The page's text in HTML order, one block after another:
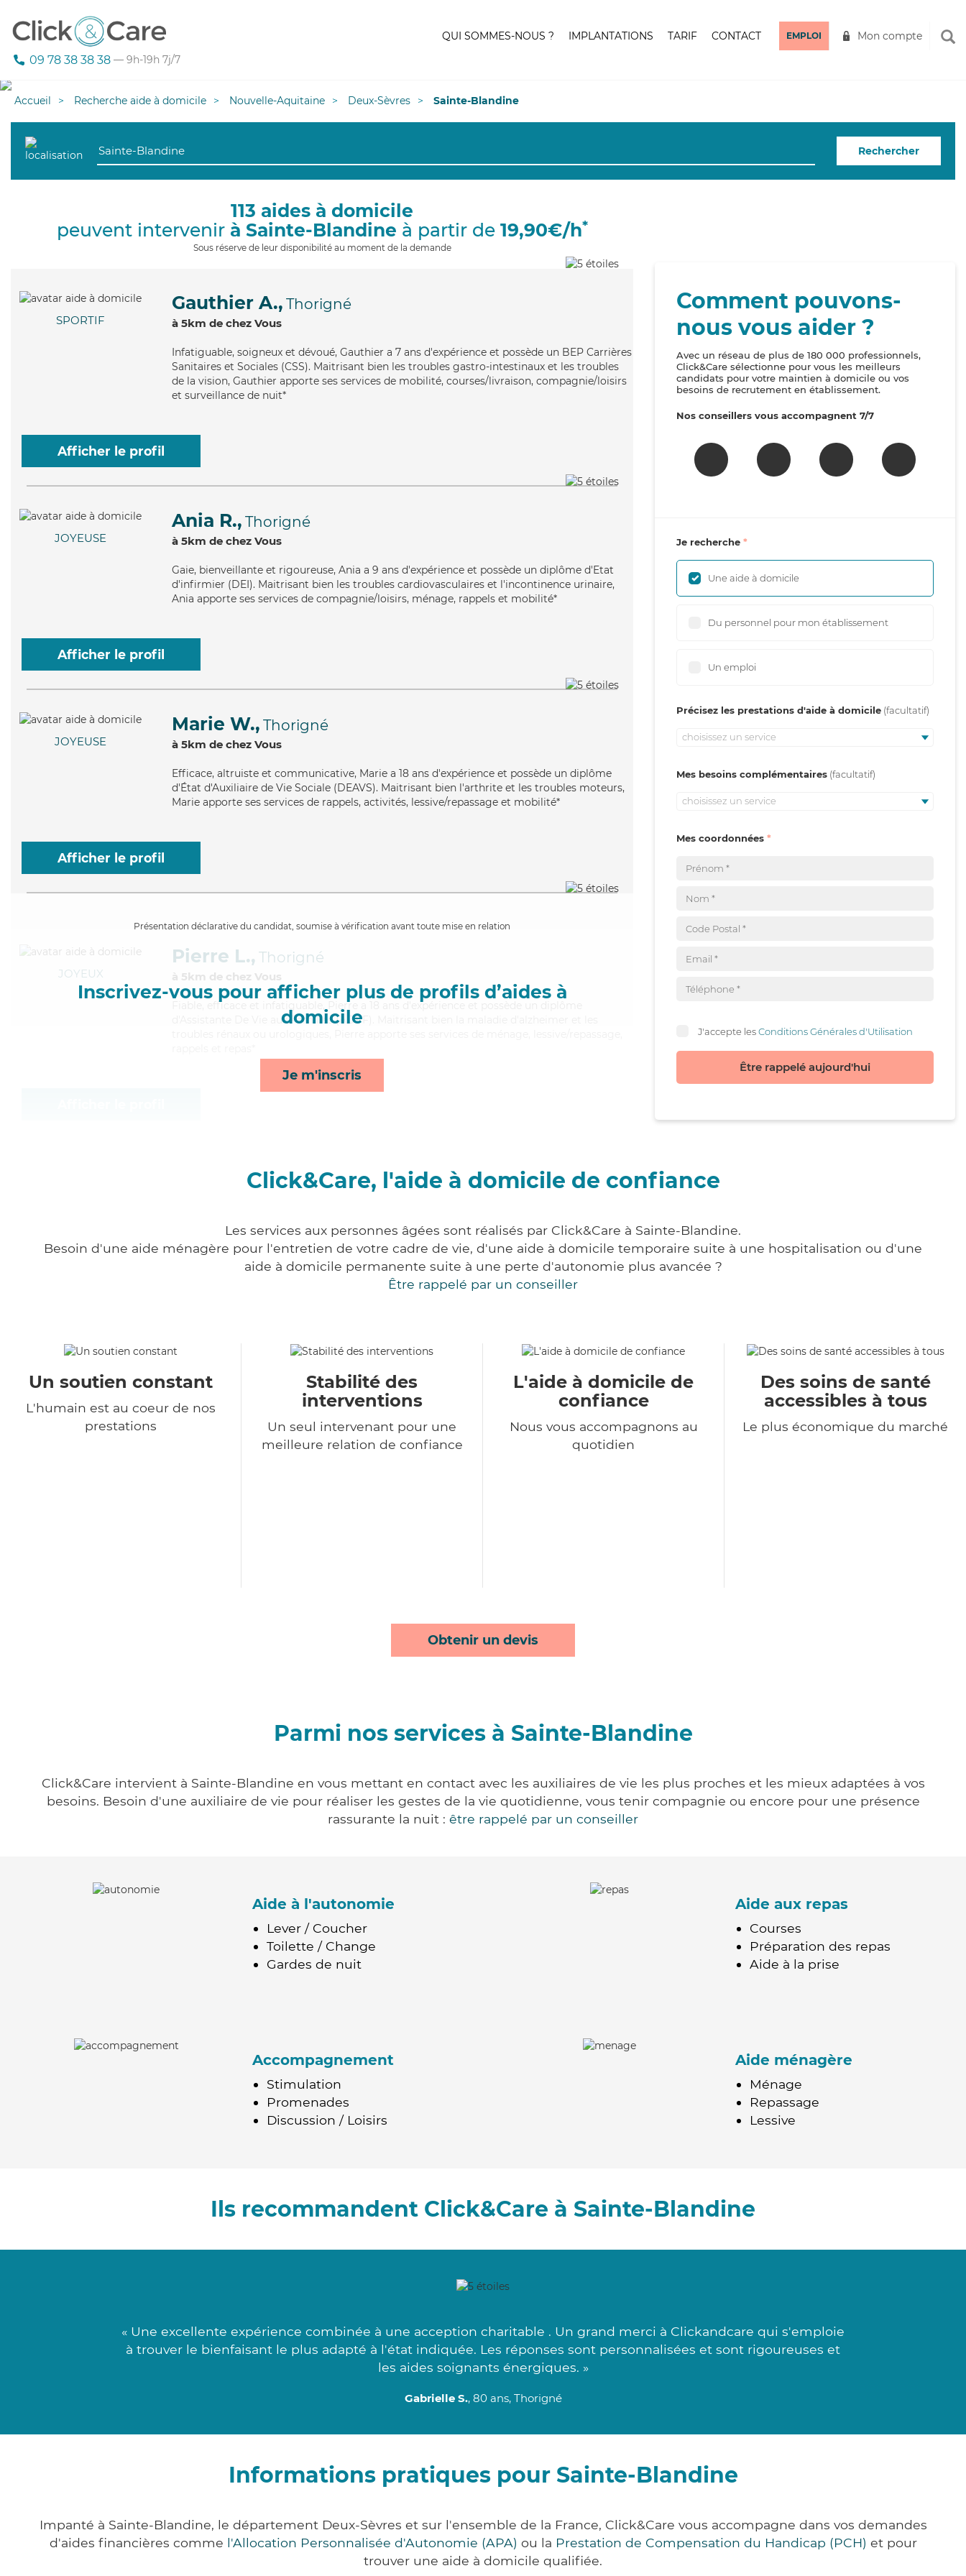
09 78 38 38 38 — 9h-19h 7j/7
QUI SOMMES-NOUS ? IMPLANTATIONS TARIF CONTACT EMPLOI Mon compte
Accueil Recherche aide à domicile Nouvelle-Aquitaine Deux-Sèvres Sainte-Blandine
Rechercher
113 aides à domicile
peuvent intervenir à Sainte-Blandine à partir de 19,90€/h*
Sous réserve de leur disponibilité au moment de la demande
SPORTIF
Gauthier A., Thorigné
à 5km de chez Vous
Infatiguable, soigneux et dévoué, Gauthier a 7 ans d'expérience et possède un BEP Carrières
Sanitaires et Sociales (CSS). Maitrisant bien les troubles gastro-intestinaux et les troubles
de la vision, Gauthier apporte ses services de mobilité, courses/livraison, compagnie/loisirs
et surveillance de nuit*
Afficher le profil
JOYEUSE
Ania R., Thorigné
à 5km de chez Vous
Gaie, bienveillante et rigoureuse, Ania a 9 ans d'expérience et possède un diplôme d'Etat
d'infirmier (DEI). Maitrisant bien les troubles cardiovasculaires et l'incontinence urinaire,
Ania apporte ses services de compagnie/loisirs, ménage, rappels et mobilité*
Afficher le profil
JOYEUSE
Marie W., Thorigné
à 5km de chez Vous
Efficace, altruiste et communicative, Marie a 18 ans d'expérience et possède un diplôme
d'État d'Auxiliaire de Vie Sociale (DEAVS). Maitrisant bien l'arthrite et les troubles moteurs,
Marie apporte ses services de rappels, activités, lessive/repassage et mobilité*
Afficher le profil
Présentation déclarative du candidat, soumise à vérification avant toute mise en relation
Inscrivez-vous pour afficher plus de profils d’aides à
domicile
Je m'inscris
JOYEUX
Pierre L., Thorigné
à 5km de chez Vous
, efficace et infatiguable, Pierre a 18 ans d'expérience et possède un diplôme
d'Assistante De Vie aux Familles (ADVF). Maitrisant bien la maladie d'alzheimer et les
Comment pouvons-
nous vous aider ?
Avec un réseau de plus de 180 000 professionnels,
Click&Care sélectionne pour vous les meilleurs
candidats pour votre maintien à domicile ou vos
besoins de recrutement en établissement.
Nos conseillers vous accompagnent 7/7
Je recherche
Une aide à domicile
Du personnel pour mon établissement
Un emploi
Précisez les prestations d'aide à domicile
choisissez un service
Mes besoins complémentaires
choisissez un service
Mes coordonnées
J'accepte lesConditions Générales d'Utilisation
Être rappelé aujourd'hui
Click&Care, l'aide à domicile de confiance
Les services aux personnes âgées sont réalisés par Click&Care à Sainte-Blandine.
Besoin d'une aide ménagère pour l'entretien de votre cadre de vie, d'une aide à domicile temporaire suite à une hospitalisation ou d'une
aide à domicile permanente suite à une perte d'autonomie plus avancée ?
Être rappelé par un conseiller
Un soutien constant
L'humain est au coeur de nos
prestations
Stabilité des
interventions
Un seul intervenant pour une
meilleure relation de confiance
L'aide à domicile de
confiance
Nous vous accompagnons au
quotidien
Des soins de santé
accessibles à tous
Le plus économique du marché
Obtenir un devis
Parmi nos services à Sainte-Blandine
Click&Care intervient à Sainte-Blandine en vous mettant en contact avec les auxiliaires de vie les plus proches et les mieux adaptées à vos
besoins. Besoin d'une auxiliaire de vie pour réaliser les gestes de la vie quotidienne, vous tenir compagnie ou encore pour une présence
rassurante la nuit : être rappelé par un conseiller
Aide à l'autonomie
Lever / Coucher
Toilette / Change
Gardes de nuit
Aide aux repas
Courses
Préparation des repas
Aide à la prise
Accompagnement
Stimulation
Promenades
Discussion / Loisirs
Aide ménagère
Ménage
Repassage
Lessive
Ils recommandent Click&Care à Sainte-Blandine
« Une excellente expérience combinée à une acception charitable . Un grand merci à Clickandcare qui s'emploie
à trouver le bienfaisant le plus adapté à l'état indiquée. Les réponses sont personnalisées et sont rigoureuses et
les aides soignants énergiques. »
Gabrielle S., 80 ans, Thorigné
Informations pratiques pour Sainte-Blandine
Impanté à Sainte-Blandine, le département Deux-Sèvres et sur l'ensemble de la France, Click&Care vous accompagne dans vos demandes
d'aides financières comme l'Allocation Personnalisée d'Autonomie (APA) ou la Prestation de Compensation du Handicap (PCH) et pour
trouver une aide à domicile qualifiée.